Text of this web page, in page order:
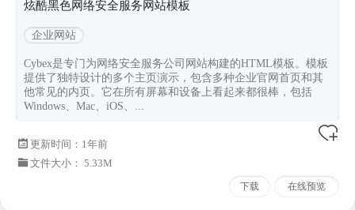
炫酷黑色网络安全服务网站模板
企业网站
Cybex是专门为网络安全服务公司网站构建的HTML模板。模板
提供了独特设计的多个主页演示，包含多种企业官网首页和其
他常见的内页。它在所有屏幕和设备上看起来都很棒，包括
Windows、Mac、iOS、...
更新时间： 1年前
文件大小： 5.33M
下载 在线预览